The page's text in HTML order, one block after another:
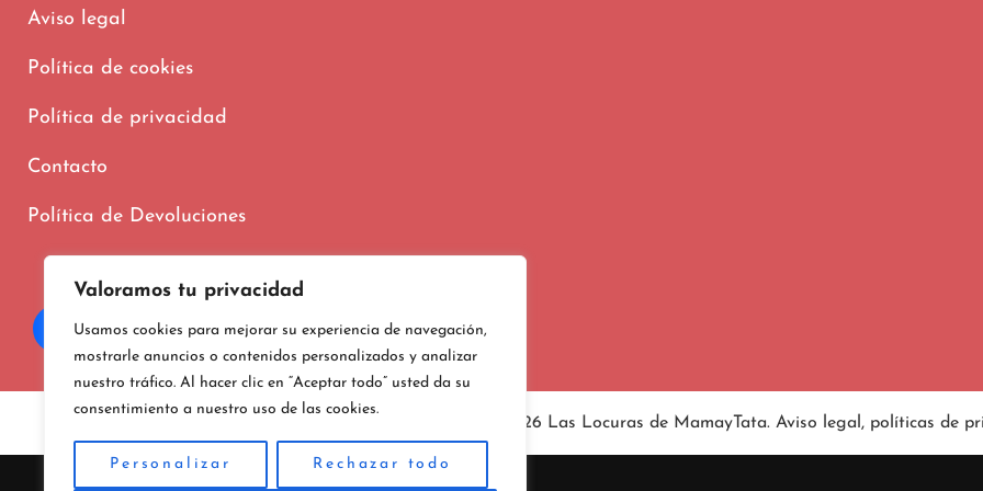
Valoramos tu privacidad
Usamos cookies para mejorar su experiencia de navegación,
mostrarle anuncios o contenidos personalizados y analizar
nuestro tráfico. Al hacer clic en “Aceptar todo” usted da su
consentimiento a nuestro uso de las cookies.
Personalizar Rechazar todo
Aviso legal
Política de cookies
Política de privacidad
Contacto
Política de Devoluciones
Copyright © 2024-2026 Las Locuras de MamayTata. Aviso legal , políticas de